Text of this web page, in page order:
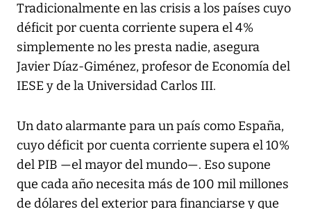
Tradicionalmente en las crisis a los países cuyo
déficit por cuenta corriente supera el 4%
simplemente no les presta nadie, asegura
Javier Díaz-Giménez, profesor de Economía del
IESE y de la Universidad Carlos III.
Un dato alarmante para un país como España,
cuyo déficit por cuenta corriente supera el 10%
del PIB —el mayor del mundo—. Eso supone
que cada año necesita más de 100 mil millones
de dólares del exterior para financiarse y que